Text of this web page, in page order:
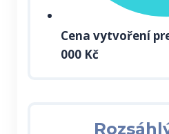
Cena vytvoření
000 Kč